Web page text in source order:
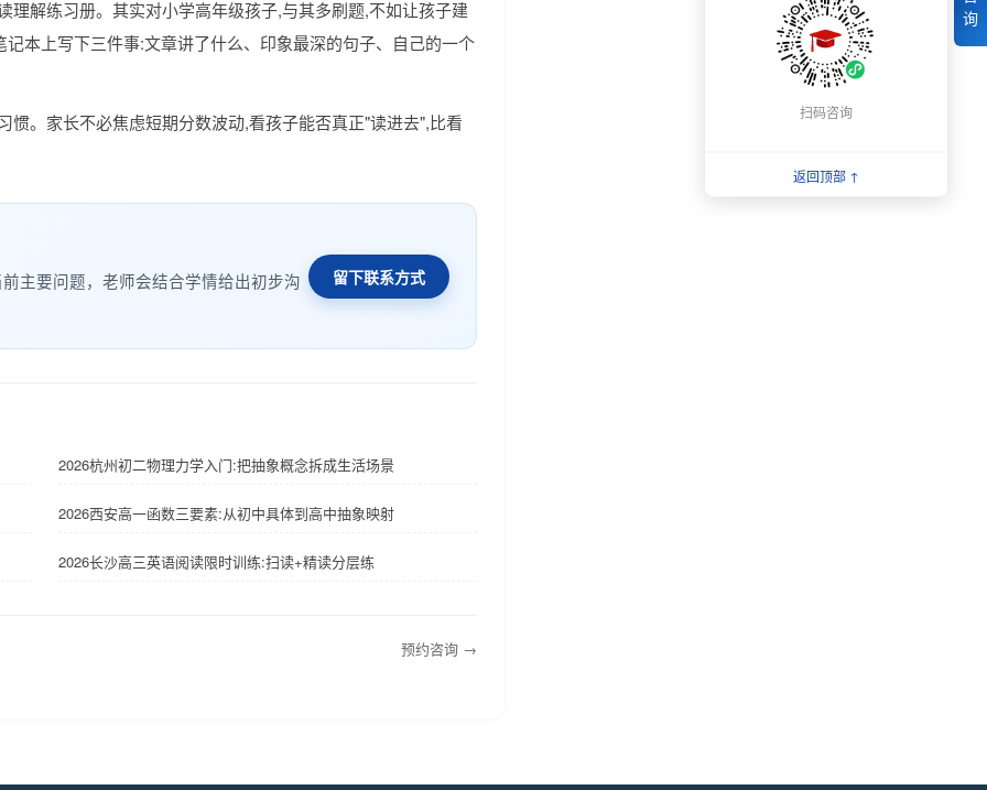
解练习册。其实对小学高年级孩子,与其多刷题,不如让孩子建
本上写下三件事:文章讲了什么、印象最深的句子、自己的一个
。家长不必焦虑短期分数波动,看孩子能否真正"读进去",比看
主要问题，老师会结合学情给出初步沟 留下联系方式
2026杭州初二物理力学入门:把抽象概念拆成生活场景
2026西安高一函数三要素:从初中具体到高中抽象映射
2026长沙高三英语阅读限时训练:扫读+精读分层练
预约咨询 →
询
扫码咨询
返回顶部 ↑